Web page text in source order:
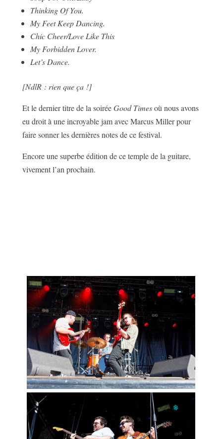
Thinking Of You.
My Feet Keep Dancing.
Chic Cheer/Love Like This
My Forbidden Lover.
Let’s Dance.
[NdlR : rien que ça !]
Et le dernier titre de la soiréeGood Timesoù nous avons
eu droit à une incroyable jam avec Marcus Miller pour
faire sonner les dernières notes de ce festival.
Encore une superbe édition de ce temple de la guitare,
vivement l’an prochain.